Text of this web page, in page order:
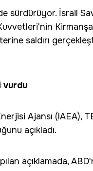
sürdürüyor. İsrail
saldırı
vurdu
Ajansı (IAEA),
açıkladı.
açıklamada,